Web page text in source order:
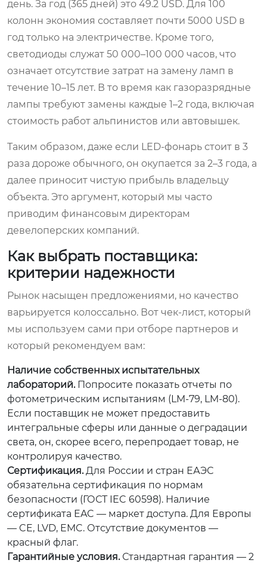
день. За год (365 дней) это 49.2 USD. Для 100
колонн экономия составляет почти 5000 USD в
год только на электричестве. Кроме того,
светодиоды служат 50 000–100 000 часов, что
означает отсутствие затрат на замену ламп в
течение 10–15 лет. В то время как газоразрядные
лампы требуют замены каждые 1–2 года, включая
стоимость работ альпинистов или автовышек.
Таким образом, даже если LED-фонарь стоит в 3
раза дороже обычного, он окупается за 2–3 года, а
далее приносит чистую прибыль владельцу
объекта. Это аргумент, который мы часто
приводим финансовым директорам
девелоперских компаний.
Как выбрать поставщика:
критерии надежности
Рынок насыщен предложениями, но качество
варьируется колоссально. Вот чек-лист, который
мы используем сами при отборе партнеров и
который рекомендуем вам:
Наличие собственных испытательных
лабораторий.Попросите показать отчеты по
фотометрическим испытаниям (LM-79, LM-80).
Если поставщик не может предоставить
интегральные сферы или данные о деградации
света, он, скорее всего, перепродает товар, не
контролируя качество.
Сертификация.Для России и стран ЕАЭС
обязательна сертификация по нормам
безопасности (ГОСТ IEC 60598). Наличие
сертификата EAC — маркет доступа. Для Европы
— CE, LVD, EMC. Отсутствие документов —
красный флаг.
Гарантийные условия.Стандартная гарантия — 2